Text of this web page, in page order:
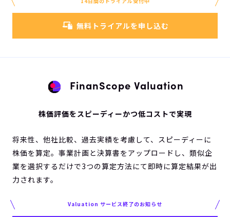
無料トライアルを申し込む
FinanScope Valuation
株価評価をスピーディーかつ低コストで実現
将来性、他社比較、過去実績を考慮して、スピーディーに
株価を算定。事業計画と決算書をアップロードし、類似企
業を選択するだけで3つの算定方法にて即時に算定結果が出
力されます。
Valuation サービス終了のお知らせ